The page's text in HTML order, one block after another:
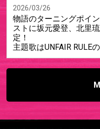
2026/03/26
物語のターニングポイ
ストに坂元愛登、北里
定！
主題歌はUNFAIR RULE